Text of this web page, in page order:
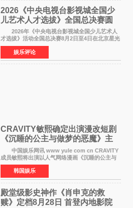
2026《中央电视台影视城全国少
儿艺术人才选拔》全国总决赛圆
满落幕
2026年《中央电视台影视城全国少儿艺术人
才选拔》活动全国总决赛8月2日至4日在北京星光
影视园成功举办！ 活动于8月2日迎来全国总
决赛的盛大开幕。一年一度的该项活动依然延续
着经典的四大板
娱乐评论
CRAVITY敏熙确定出演漫改短剧
《沉睡的公主与做梦的恶魔》主
人公
中国娱乐网讯 www yule com cn CRAVITY
成员敏熙将出演以人气网络漫画《沉睡的公主与
做梦的恶魔》为原作的短剧，担任主人公。
该短剧讲述了一直照顾陷入沉睡状态女友的吴
敏，在夜空中看
韩国娱乐
殿堂级影史神作《肖申克的救
赎》定档8月28日 首登内地影院